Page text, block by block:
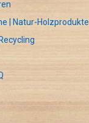
| Natur-Holzprodukte